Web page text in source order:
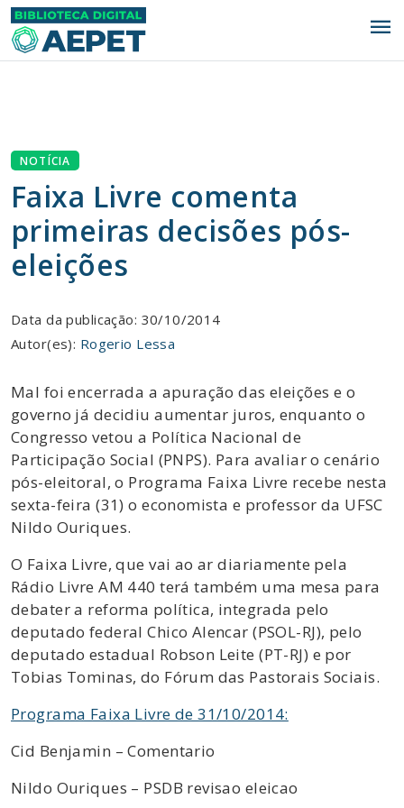
menu
NOTÍCIA
Faixa Livre comenta
primeiras decisões pós-
eleições
Data da publicação: 30/10/2014
Autor(es): Rogerio Lessa
Mal foi encerrada a apuração das eleições e o
governo já decidiu aumentar juros, enquanto o
Congresso vetou a Política Nacional de
Participação Social (PNPS). Para avaliar o cenário
pós-eleitoral, o Programa Faixa Livre recebe nesta
sexta-feira (31) o economista e professor da UFSC
Nildo Ouriques.
O Faixa Livre, que vai ao ar diariamente pela
Rádio Livre AM 440 terá também uma mesa para
debater a reforma política, integrada pelo
deputado federal Chico Alencar (PSOL-RJ), pelo
deputado estadual Robson Leite (PT-RJ) e por
Tobias Tominas, do Fórum das Pastorais Sociais.
Programa Faixa Livre de 31/10/2014:
Cid Benjamin – Comentario
Nildo Ouriques – PSDB revisao eleicao